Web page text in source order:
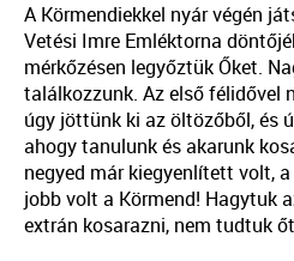
A Körmendiekkel nyár végén
Vetési Imre Emléktorna
mérkőzésen legyőztük Őket.
találkozzunk. Az első félidővel
úgy jöttünk ki az öltözőből, és
ahogy tanulunk és akarunk
negyed már kiegyenlített volt,
jobb volt a Körmend! Hagytuk
extrán kosarazni, nem tudtuk